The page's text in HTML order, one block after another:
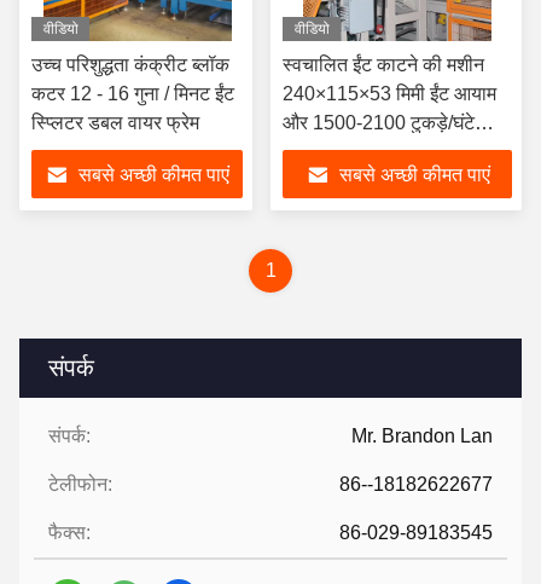
संपर्क
संपर्क: Mr. Brandon Lan
टेलीफोन: 86--18182622677
फैक्स: 86-029-89183545
वीडियो
उच्च परिशुद्धता कंक्रीट ब्लॉक
कटर 12 - 16 गुना / मिनट ईंट
स्प्लिटर डबल वायर फ्रेम
सबसे अच्छी कीमत पाएं
वीडियो
स्वचालित ईंट काटने की मशीन
240×115×53 मिमी ईंट आयाम
और 1500-2100 टुकड़े/घंटे
काटने की क्षमता के साथ
सबसे अच्छी कीमत पाएं
1